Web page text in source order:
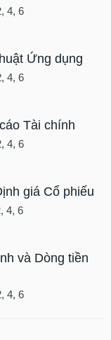
4, 6
Ứng dụng
4, 6
Tài chính
4, 6
giá Cổ phiếu
4, 6
và Dòng tiền
4, 6